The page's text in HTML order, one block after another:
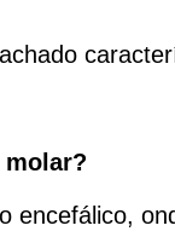
achado
molar?
encefálico,